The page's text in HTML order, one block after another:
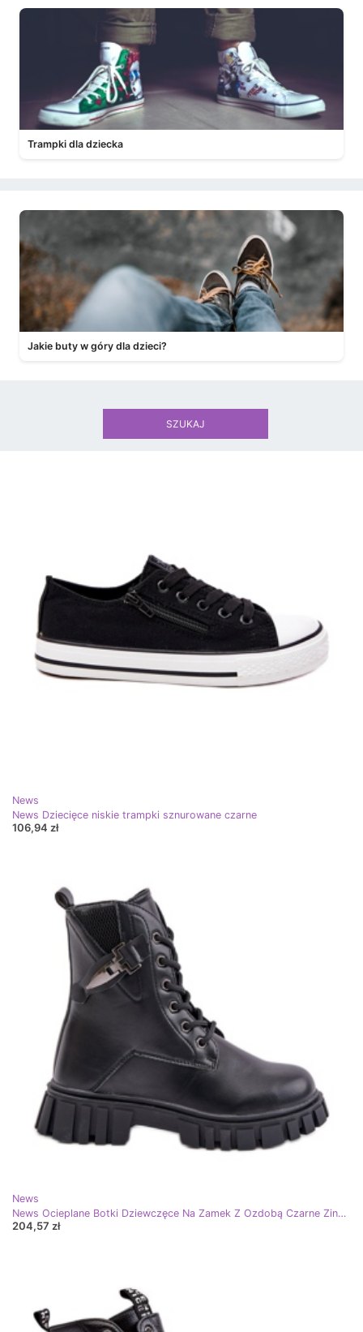
Trampki dla dziecka
Jakie buty w góry dla dzieci?
News
News Dziecięce niskie trampki sznurowane czarne
106,94 zł
News
News Ocieplane Botki Dziewczęce Na Zamek Z Ozdobą Czarne Zinnirella
204,57 zł
SZUKAJ